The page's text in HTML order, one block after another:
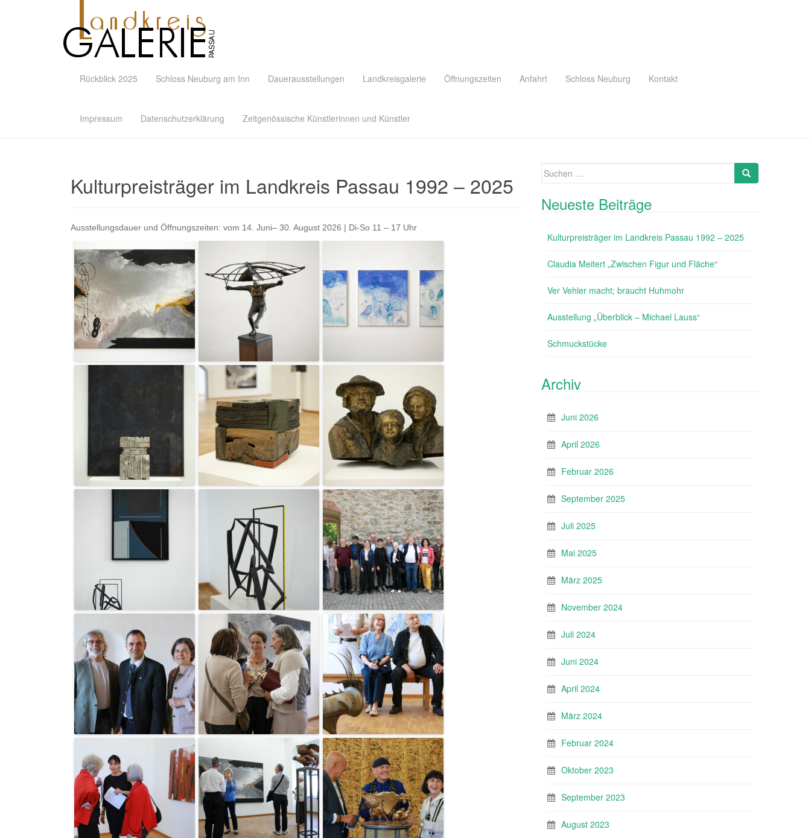
Rückblick 2025 Schloss Neuburg am Inn Dauerausstellungen Landkreisgalerie Öffnungszeiten Anfahrt Schloss Neuburg Kontakt
Impressum Datenschutzerklärung Zeitgenössische Künstlerinnen und Künstler
Kulturpreisträger im Landkreis Passau 1992 – 2025
Ausstellungsdauer und Öffnungszeiten: vom 14. Juni– 30. August 2026 | Di-So 11 – 17 Uhr
Suche
Search
Neueste Beiträge
Kulturpreisträger im Landkreis Passau 1992 – 2025
Claudia Meitert „Zwischen Figur und Fläche“
Ver Vehler macht; braucht Huhmohr
Ausstellung „Überblick – Michael Lauss“
Schmuckstücke
Archiv
Juni 2026
April 2026
Februar 2026
September 2025
Juli 2025
Mai 2025
März 2025
November 2024
Juli 2024
Juni 2024
April 2024
März 2024
Februar 2024
Oktober 2023
September 2023
August 2023